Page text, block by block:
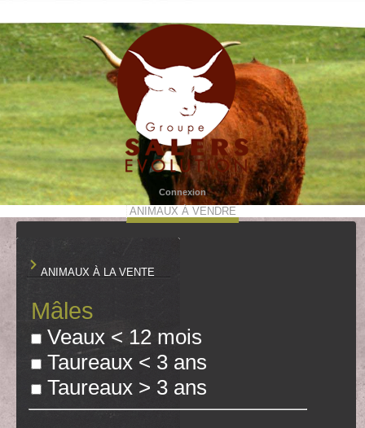
Connexion
ANIMAUX À VENDRE
ANIMAUX À LA VENTE
Mâles
Veaux < 12 mois
Taureaux < 3 ans
Taureaux > 3 ans